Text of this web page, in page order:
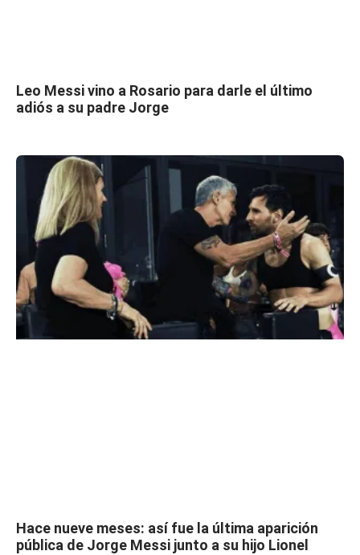
Leo Messi vino a Rosario para darle el último
adiós a su padre Jorge
Hace nueve meses: así fue la última aparición
pública de Jorge Messi junto a su hijo Lionel